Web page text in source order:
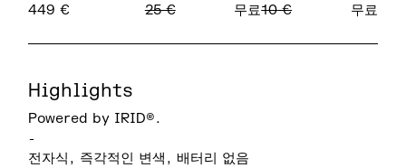
449 €
25€ 무료10€ 무료
Highlights
Powered by IRID®.
-
전자식, 즉각적인 변색, 배터리 없음